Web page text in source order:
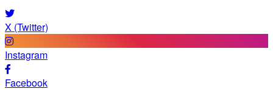
X (Twitter)
Instagram
Facebook